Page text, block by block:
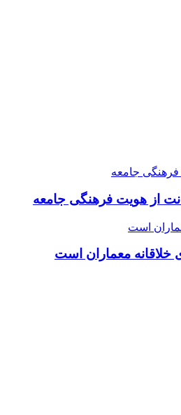
از هویت فرهنگی جامعه
معماران است